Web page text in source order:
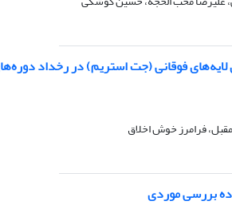
فوقانی (جت استریم) در رخداد
فرامرز خوش اخلاق
بررسی موردی